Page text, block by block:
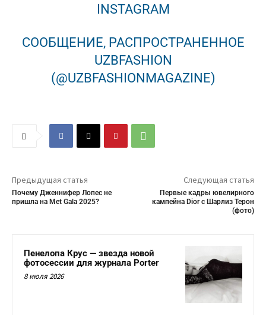
INSTAGRAM
СООБЩЕНИЕ, РАСПРОСТРАНЕННОЕ
UZBFASHION
(@UZBFASHIONMAGAZINE)
Предыдущая статья
Почему Дженнифер Лопес не
пришла на Met Gala 2025?
Следующая статья
Первые кадры ювелирного
кампейна Dior с Шарлиз Терон
(фото)
Пенелопа Крус — звезда новой
фотосессии для журнала Porter
8 июля 2026